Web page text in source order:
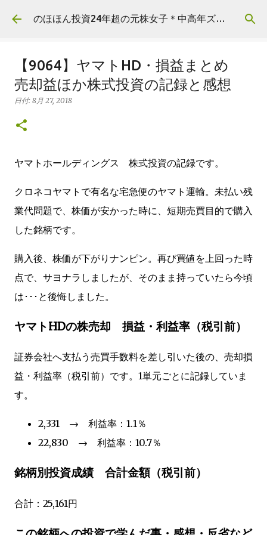
スキップしてメイン コンテンツに移動のほほん投資24年超の元株女子＊中高年ズボラ主婦の資産運用
【9064】ヤマトHD・損益まとめ
売却益ほか株式投資の記録と感想
日付: 8月 27, 2018
ヤマトホールディングス 株式投資の記録です。
クロネコヤマトで有名な宅急便のヤマト運輸。未払い残
業代問題で、株価が安かった時に、短期売買目的で購入
した銘柄です。
購入後、株価が下がりナンピン。再び買値を上回った時
点で、サヨナラしましたが、そのまま持っていたら今頃
は･･･と後悔しました。
ヤマトHDの株売却 損益・利益率（税引前）
証券会社へ支払う売買手数料を差し引いた後の、売却損
益・利益率（税引前）です。1単元ごとに記録していま
す。
2,331 → 利益率：1.1％
22,830 → 利益率：10.7％
銘柄別投資成績 合計金額（税引前）
合計：25,161円